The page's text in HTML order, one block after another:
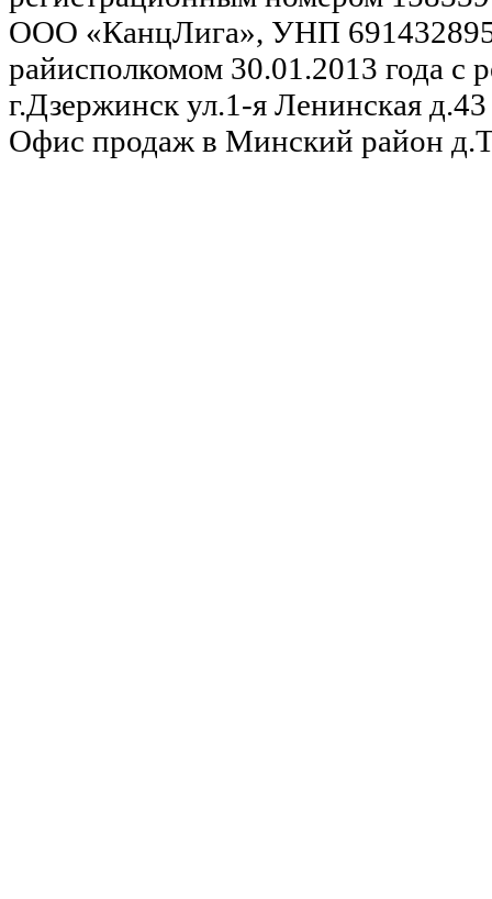
ООО «КанцЛига», УНП
райисполкомом 30.01.2013 года с
г.Дзержинск ул.1-я Ленинская
Офис продаж в Минский район